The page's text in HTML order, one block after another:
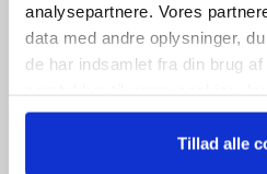
analysepartnere. Vores
data med andre oplysninger,
de har indsamlet fra din brug
anvende vores hjemmeside.
Tillad alle
Når du trykker "modtag bogen" bliver
ugentlige nyhedsbrev samt